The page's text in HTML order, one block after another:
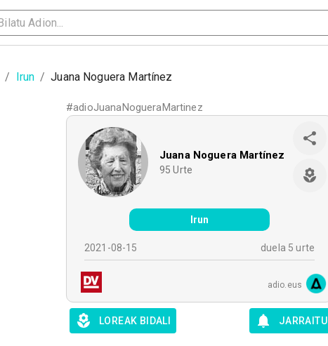
/ Irun / Juana Noguera Martínez
#adioJuanaNogueraMartinez
Juana Noguera Martínez
95 Urte
Irun
2021-08-15 duela 5 urte
adio.eus
LOREAK BIDALI JARRAITU